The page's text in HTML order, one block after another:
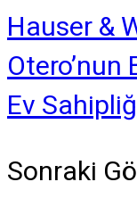
Hauser &
Ev
Sonraki